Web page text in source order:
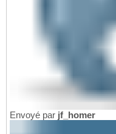
Envoyé par jf_homer